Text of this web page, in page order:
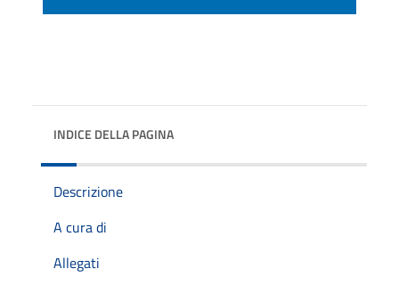
INDICE DELLA PAGINA
Descrizione
A cura di
Allegati